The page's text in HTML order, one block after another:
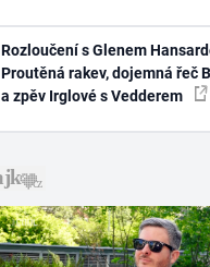
Rozloučení s Glenem
Proutěná rakev, dojemná řeč
a zpěv Irglové s Vedderem